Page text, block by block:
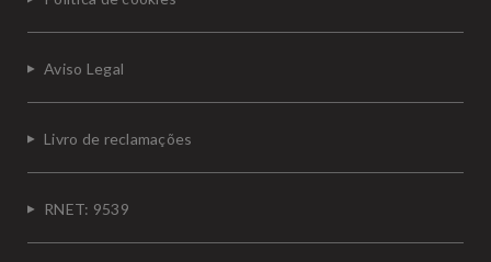
Aviso Legal
Livro de reclamações
RNET: 9539